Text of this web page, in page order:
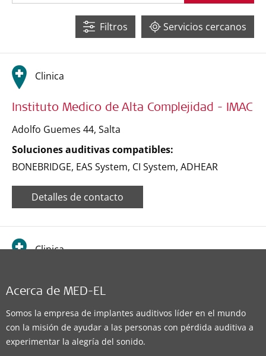
2
Servicios cercanos
Filtros
Clinica
Instituto Medico de Alta Complejidad - IMAC
Adolfo Guemes 44, Salta
Soluciones auditivas compatibles:
BONEBRIDGE, EAS System, CI System, ADHEAR
Detalles de contacto
Clinica
Soluciones auditivas compatibles:
BONEBRIDGE ,EAS System,CI System
Acerca de MED-EL
Somos la empresa de implantes auditivos líder en el mundo
con la misión de ayudar a las personas con pérdida auditiva a
experimentar la alegría del sonido.